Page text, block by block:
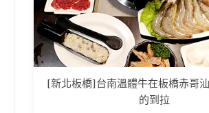
[新北板橋]台南溫體牛在板橋赤哥
的到拉